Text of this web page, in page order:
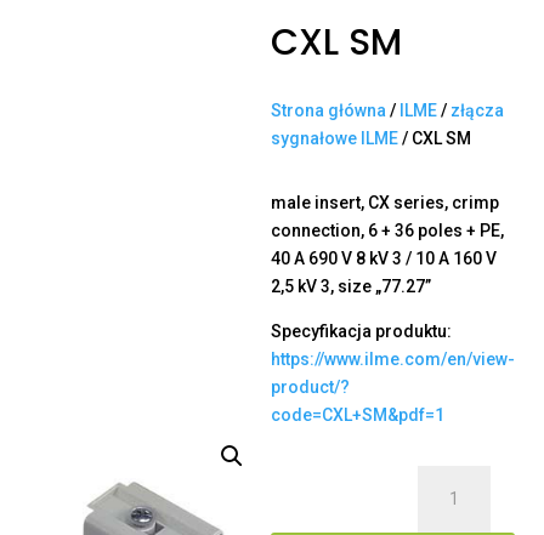
CXL SM
Strona główna / ILME/ złącza
sygnałowe ILME/ CXL SM
male insert, CX series, crimp
connection, 6 + 36 poles + PE,
40 A 690 V 8 kV 3 / 10 A 160 V
2,5 kV 3, size „77.27”
Specyfikacja produktu:
https://www.ilme.com/en/view-
product/?
code=CXL+SM&pdf=1